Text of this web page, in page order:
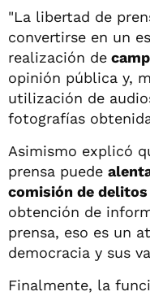
"La libertad de
convertirse en un
realización de
opinión pública y,
utilización de
fotografías
Asimismo explicó
prensa puede
comisión de delitos
obtención de
prensa, eso es un
democracia y sus
Finalmente, la